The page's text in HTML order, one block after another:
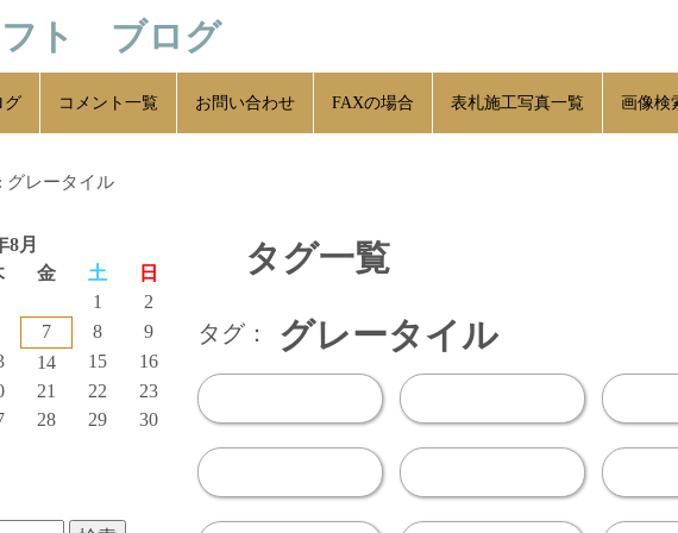
フト ブログ
グ コメント一覧 お問い合わせ FAXの場合 表札施工写真一覧 画像検
グレータイル
タグ一覧
タグ： グレータイル
8月
金 土
日
1
2
7 8
9
14 15
16
21 22
23
28 29
30